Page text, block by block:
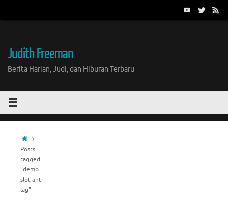
Judith Freeman
Berita Harian, Judi, dan Hiburan Terbaru
Home
Posts
tagged
"demo
slot anti
lag"